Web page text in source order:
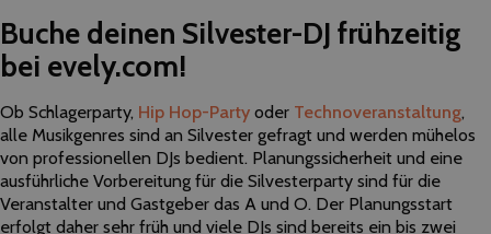
Buche deinen Silvester-DJ frühzeitig
bei evely.com!
Ob Schlagerparty, Hip Hop-Party oder Technoveranstaltung,
alle Musikgenres sind an Silvester gefragt und werden mühelos
von professionellen DJs bedient. Planungssicherheit und eine
ausführliche Vorbereitung für die Silvesterparty sind für die
Veranstalter und Gastgeber das A und O. Der Planungsstart
erfolgt daher sehr früh und viele DJs sind bereits ein bis zwei